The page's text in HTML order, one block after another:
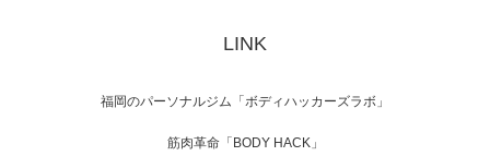
「ねとらぼ」さんに…
LINK
福岡のパーソナルジム「ボディハッカーズラボ」
筋肉革命「BODY HACK」